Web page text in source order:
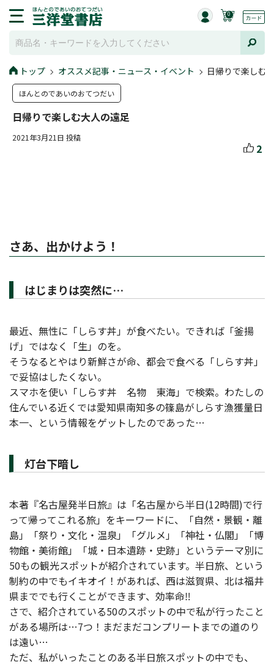
0
トップ オススメ記事・ニュース・イベント 日帰りで楽しむ
ほんとのであいのおてつだい
日帰りで楽しむ大人の遠足
2021年3月21日 投稿
2
さあ、出かけよう！
はじまりは突然に…
最近、無性に「しらす丼」が食べたい。できれば「釜揚
げ」ではなく「生」のを。
そうなるとやはり新鮮さが命、都会で食べる「しらす丼」
で妥協はしたくない。
スマホを使い「しらす丼 名物 東海」で検索。わたしの
住んでいる近くでは愛知県南知多の篠島がしらす漁獲量日
本一、という情報をゲットしたのであった…
灯台下暗し
本著『名古屋発半日旅』は「名古屋から半日(12時間)で行
って帰ってこれる旅」をキーワードに、「自然・景観・離
島」「祭り・文化・温泉」「グルメ」「神社・仏閣」「博
物館・美術館」「城・日本遺跡・史跡」というテーマ別に
50もの観光スポットが紹介されています。半日旅、という
制約の中でもイキオイ！があれば、西は滋賀県、北は福井
県まででも行くことができます、効率命‼
さで、紹介されている50のスポットの中で私が行ったこと
がある場所は…7つ！まだまだコンプリートまでの道のり
は遠い…
ただ、私がいったことのある半日旅スポットの中でも、